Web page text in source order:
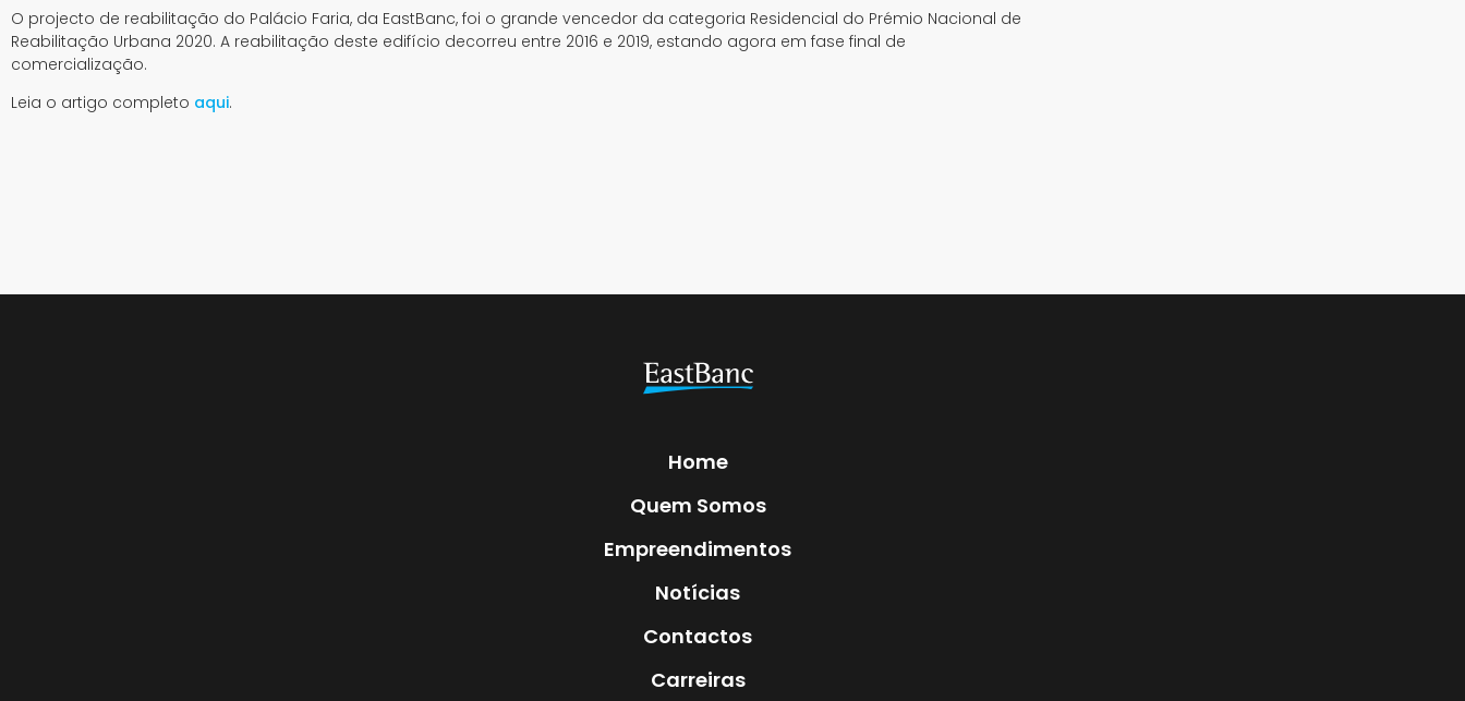
O projecto de reabilitação do Palácio Faria, da EastBanc, foi o grande vencedor da categoria Residencial do Prémio Nacional de
Reabilitação Urbana 2020. A reabilitação deste edifício decorreu entre 2016 e 2019, estando agora em fase final de
comercialização.
Leia o artigo completo aqui.
Home
Quem Somos
Empreendimentos
Notícias
Contactos
Carreiras